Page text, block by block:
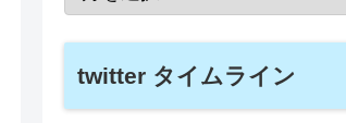
twitter タイムライン